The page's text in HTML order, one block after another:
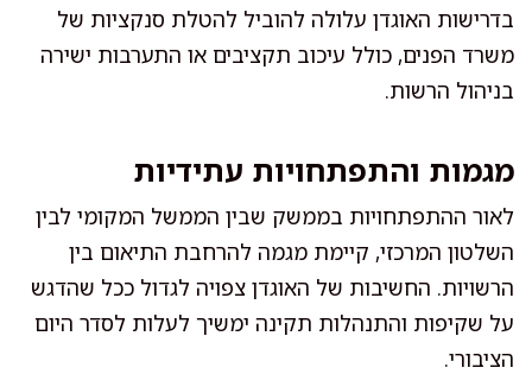
בדרישות האוגדן עלולה להוביל להטלת סנקציות של
משרד הפנים, כולל עיכוב תקציבים או התערבות ישירה
בניהול הרשות.
מגמות והתפתחויות עתידיות
לאור ההתפתחויות בממשק שבין הממשל המקומי לבין
השלטון המרכזי, קיימת מגמה להרחבת התיאום בין
הרשויות. החשיבות של האוגדן צפויה לגדול ככל שהדגש
על שקיפות והתנהלות תקינה ימשיך לעלות לסדר היום
הציבורי.